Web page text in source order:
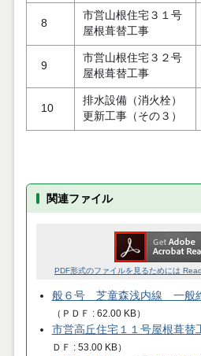
8
市営山根住宅３１号
屋根葺替工事
9
市営山根住宅３２号
屋根葺替工事
10
排水設備（消火栓）
更新工事（その３）
関連ファイル
PDF形式のファイルを見るためには
般６号 芝童森浅内線 一般
（ ＰＤＦ 62.00 KB）
市営高丘住宅１１号屋根葺
ＤＦ
53.00 KB）